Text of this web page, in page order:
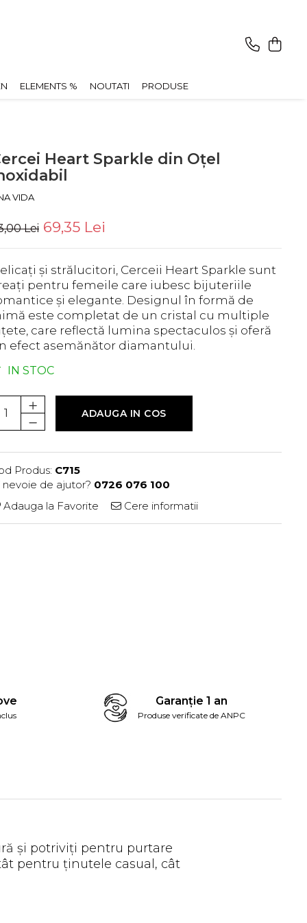
ELEMENTS % NOUTATI PRODUSE
Heart Sparkle din Oțel
VIDA
Lei 69,35 Lei
și strălucitori, Cerceii Heart Sparkle sunt
pentru femeile care iubesc bijuteriile
și elegante. Designul în formă de
este completat de un cristal cu multiple
care reflectă lumina spectaculos și oferă
efect asemănător diamantului.
IN STOC
ADAUGA IN COS
Produs: C715
nevoie de ajutor? 0726 076 100
Adauga la Favorite
Cere informatii
Garanție 1 an
Produse verificate de ANPC
și potriviți pentru purtare
pentru ținutele casual, cât